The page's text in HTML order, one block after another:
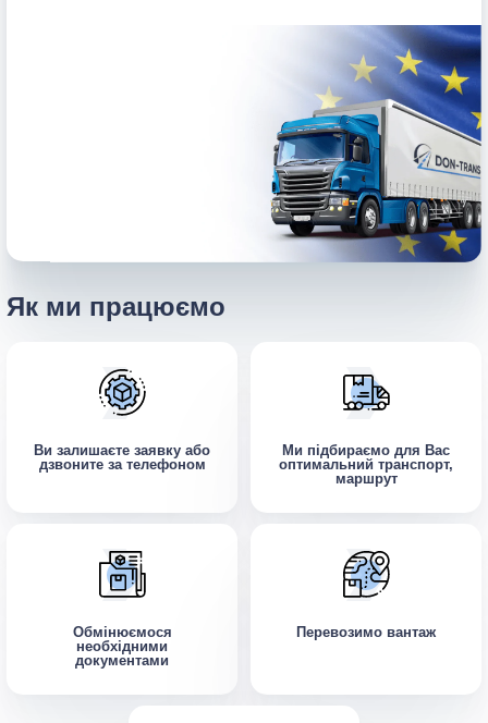
Як ми працюємо
Ви залишаєте заявку або
дзвоните за телефоном
Ми підбираємо для Вас
оптимальний транспорт,
маршрут
Обмінюємося
необхідними
документами
Перевозимо вантаж